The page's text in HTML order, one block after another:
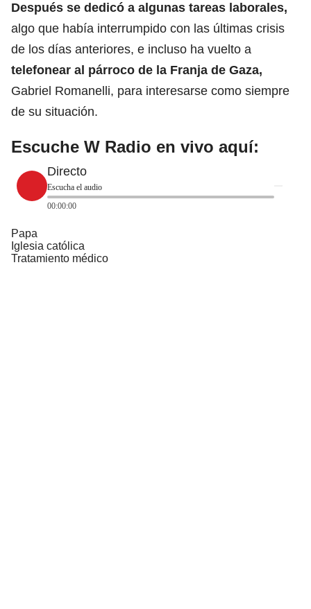
Después se dedicó a algunas tareas laborales,
algo que había interrumpido con las últimas crisis
de los días anteriores, e incluso ha vuelto a
telefonear al párroco de la Franja de Gaza,
Gabriel Romanelli, para interesarse como siempre
de su situación.
Escuche W Radio en vivo aquí:
Directo
Escucha el audio
00:00:00
Papa
Iglesia católica
Tratamiento médico